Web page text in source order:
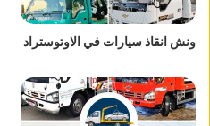
ونش انقاذ سيارات في الاوتوستراد